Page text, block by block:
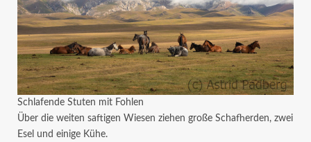
Schlafende Stuten mit Fohlen
Über die weiten saftigen Wiesen ziehen große Schafherden, zwei
Esel und einige Kühe.